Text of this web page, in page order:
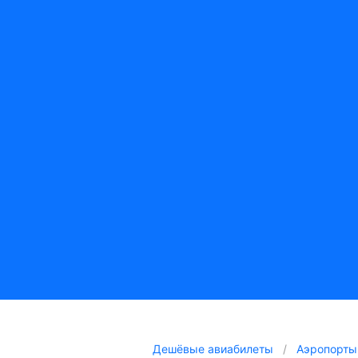
Дешёвые авиабилеты Аэропорты